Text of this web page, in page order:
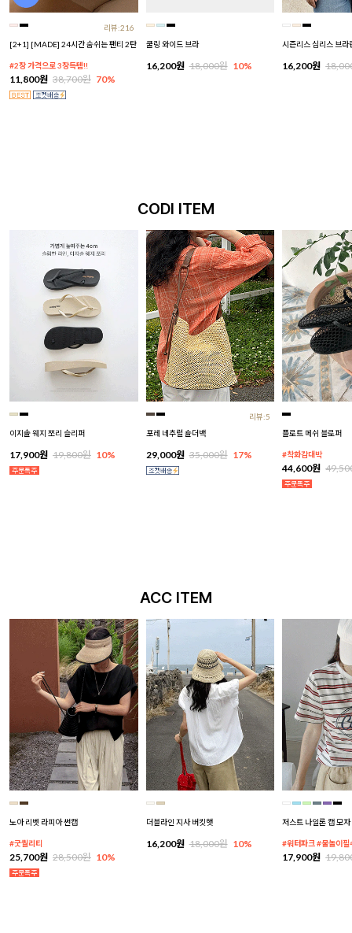
리뷰:216
[2+1] [MADE] 24시간 숨쉬는 팬티 2탄
#2장 가격으로 3장득템!!
11,800원 38,700원 70%
쿨링 와이드 브라
16,200원 18,000원 10%
시즌리스 심리스 브라
16,200원
CODI ITEM
이지솔 웨지 쪼리 슬리퍼
17,900원 19,800원 10%
리뷰:5
포레 네추럴 숄더백
29,000원 35,000원 17%
플로트 메쉬 블로퍼
#착화감대박
44,600원
ACC ITEM
노아 리벳 라피아 썬캡
#굿퀄리티
25,700원 28,500원 10%
더블라인 지사 버킷햇
16,200원 18,000원 10%
저스트 나일론 캡 모자
#워터파크 #물놀이필
17,900원